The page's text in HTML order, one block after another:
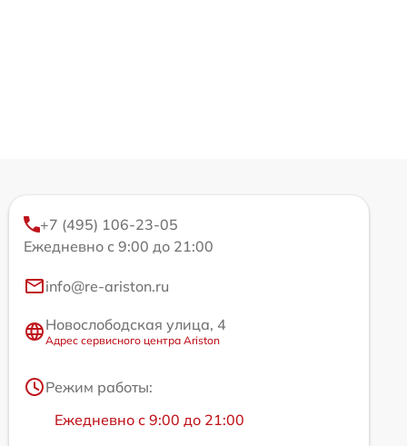
+7 (495) 106-23-05
Ежедневно с 9:00 до 21:00
info@re-ariston.ru
Новослободская улица, 4
Адрес сервисного центра Ariston
Режим работы:
Ежедневно с 9:00 до 21:00